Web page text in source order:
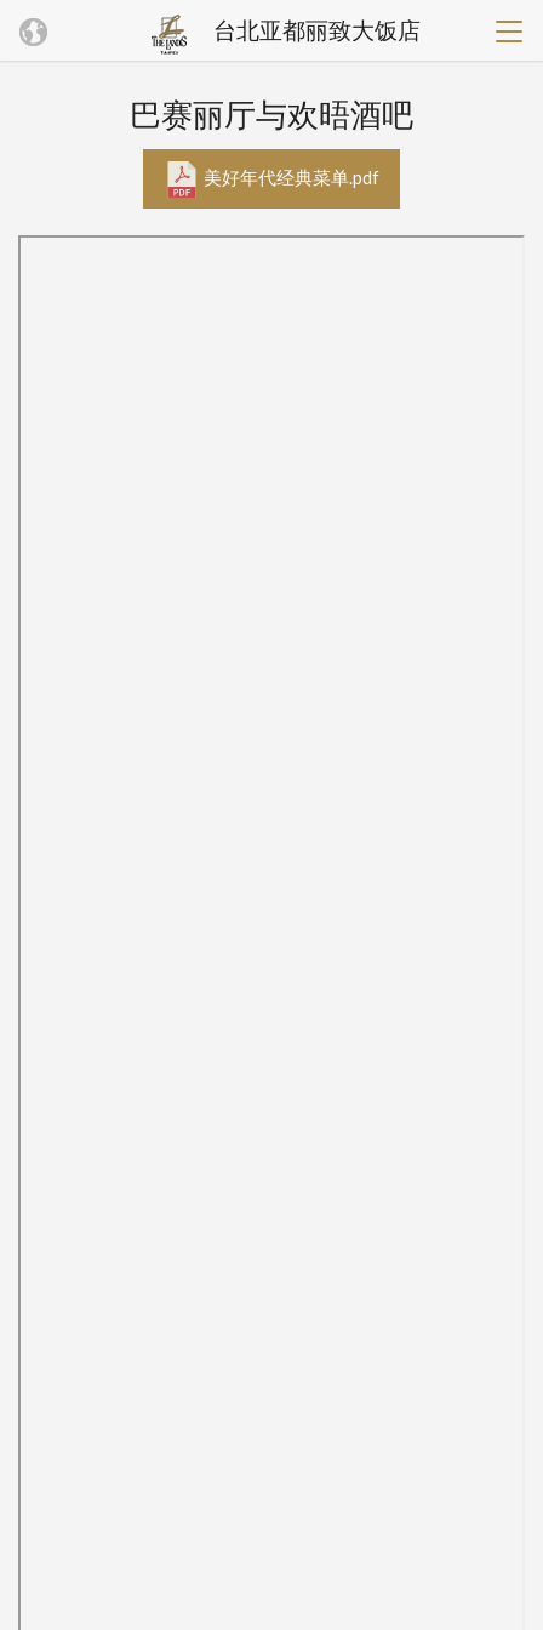
台北亚都丽致大饭店
巴赛丽厅与欢晤酒吧
美好年代经典菜单.pdf